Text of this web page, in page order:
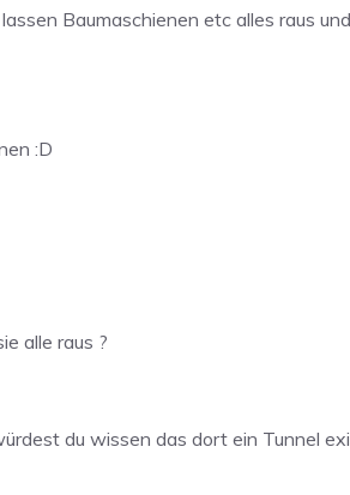
Baumaschienen etc alles raus
:D
alle raus ?
du wissen das dort ein Tunnel